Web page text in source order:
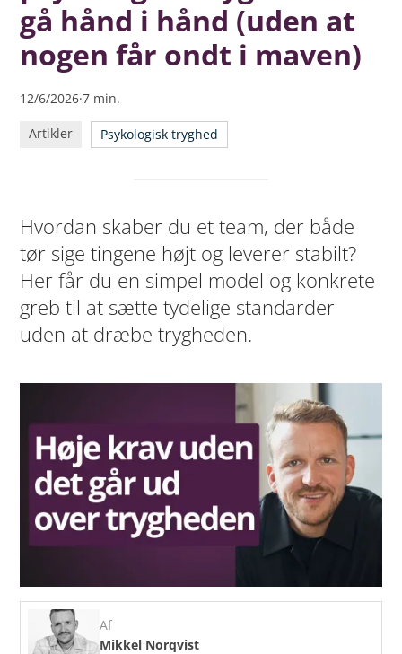
betyder “ingen krav”)
Hvorfor er kombinationen så svær i praksis?
Den simple model: 4 zoner (og hvilken zone I skal sigte
“skrue op for performance” generelt)
måde
Greb #4: Skil personen fra opgaven (så “krav” ikke
bliver til skam)
Greb #5: Brug check-ins
Typiske spørgsmål (FAQ)
gå hånd i hånd (uden at
nogen får ondt i maven)
12/6/2026·7 min.
Artikler Psykologisk tryghed
Hvordan skaber du et team, der både
tør sige tingene højt og leverer stabilt?
Her får du en simpel model og konkrete
greb til at sætte tydelige standarder
uden at dræbe trygheden.
Af
Mikkel Norqvist